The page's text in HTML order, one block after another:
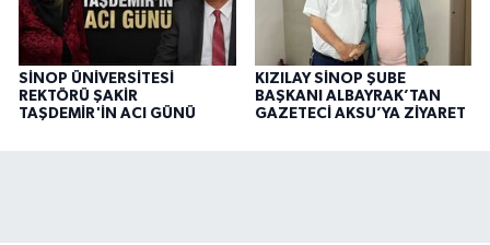
SİNOP ÜNİVERSİTESİ
REKTÖRÜ ŞAKİR
TAŞDEMİR'İN ACI GÜNÜ
KIZILAY SİNOP ŞUBE
BAŞKANI ALBAYRAK’TAN
GAZETECİ AKSU’YA ZİYARET